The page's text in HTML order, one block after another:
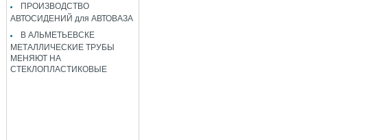
ПРОИЗВОДСТВО
АВТОСИДЕНИЙ для АВТОВАЗА
В АЛЬМЕТЬЕВСКЕ
МЕТАЛЛИЧЕСКИЕ ТРУБЫ
МЕНЯЮТ НА
СТЕКЛОПЛАСТИКОВЫЕ